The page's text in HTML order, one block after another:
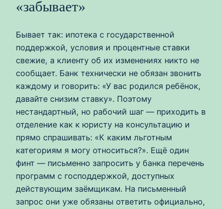
«забывает»
Бывает так: ипотека с государственной
поддержкой, условия и процентные ставки
свежие, а клиенту об их изменениях никто не
сообщает. Банк технически не обязан звонить
каждому и говорить: «У вас родился ребёнок,
давайте снизим ставку». Поэтому
нестандартный, но рабочий шаг — приходить в
отделение как к юристу на консультацию и
прямо спрашивать: «К каким льготным
категориям я могу относиться?». Ещё один
финт — письменно запросить у банка перечень
программ с господдержкой, доступных
действующим заёмщикам. На письменный
запрос они уже обязаны ответить официально,